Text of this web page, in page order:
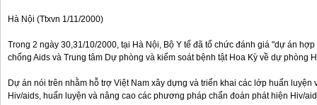
Hà Nội (Ttxvn 1/11/2000)
Trong 2 ngày 30,31/10/2000, tại Hà Nội, Bộ Y tế đã tổ chức đánh giá "dự án
chống Aids và Trung tâm Dự phòng và kiểm soát bệnh tật Hoa Kỳ về dự phòng
Dự án nói trên nhằm hỗ trợ Việt Nam xây dựng và triển khai các lớp huấn luyện
Hiv/aids, huấn luyện và nâng cao các phương pháp chẩn đoán phát hiện Hiv/